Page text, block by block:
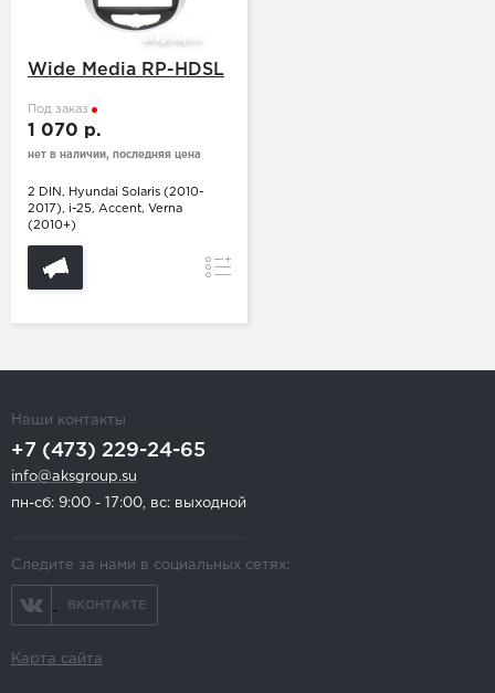
Wide Media RP-HDSL
Под заказ
1 070 р.
нет в наличии, последняя цена
2 DIN, Hyundai Solaris (2010-
2017), i-25, Accent, Verna
(2010+)
Сравнение
Наши контакты
+7 (473) 229-24-65
info@aksgroup.su
пн-сб: 9:00 - 17:00, вс: выходной
Следите за нами в социальных сетях:
ВКОНТАКТЕ
Карта сайта